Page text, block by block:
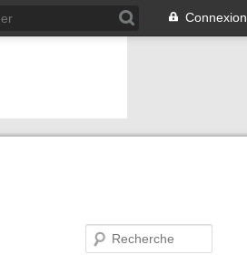
Connexion